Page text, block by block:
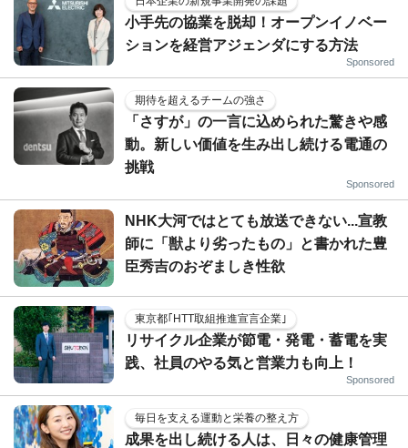
小手先の協業を脱却！オープンイノベー
ションを経営アジェンダにする方法
Sponsored
期待を超えるチームの強さ
「さすが」の一言に込められた驚きや感
動。新しい価値を生み出し続ける電通の
挑戦
Sponsored
NHK大河ではとても放送できない...宣教
師に「獣より劣ったもの」と書かれた豊
臣秀吉のおぞましき性欲
東京都｢HTT取組推進宣言企業｣
リサイクル企業が節電・発電・蓄電を実
践、社員のやる気と営業力も向上！
Sponsored
毎日を支える運動と栄養の整え方
成果を出し続ける人は、日々の健康管理